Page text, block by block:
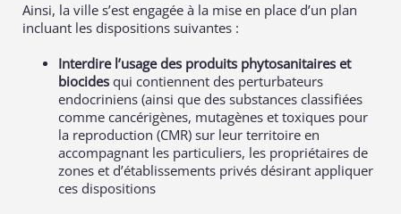
Ainsi, la ville s’est engagée à la mise en place d’un plan
incluant les dispositions suivantes :
Interdire l’usage des produits phytosanitaires et
biocides qui contiennent des perturbateurs
endocriniens (ainsi que des substances classifiées
comme cancérigènes, mutagènes et toxiques pour
la reproduction (CMR) sur leur territoire en
accompagnant les particuliers, les propriétaires de
zones et d’établissements privés désirant appliquer
ces dispositions